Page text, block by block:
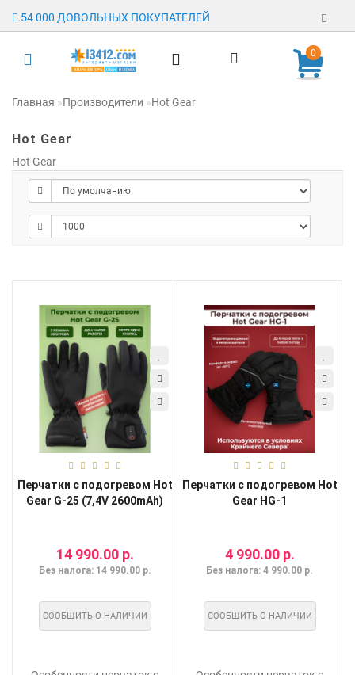
54 000 ДОВОЛЬНЫХ ПОКУПАТЕЛЕЙ
Регистрация
Доставка
Оплата
Отзывы
опт
Контакты
закладки0
Сравнение
товаров
0
Главная Производители Hot Gear
Hot Gear
Hot Gear
Перчатки с подогревом Hot
Gear G-25 (7,4V 2600mAh)
14 990.00 р.
Без налога: 14 990.00 р.
СООБЩИТЬ О НАЛИЧИИ
Перчатки с подогревом Hot
Gear HG-1
4 990.00 р.
Без налога: 4 990.00 р.
СООБЩИТЬ О НАЛИЧИИ